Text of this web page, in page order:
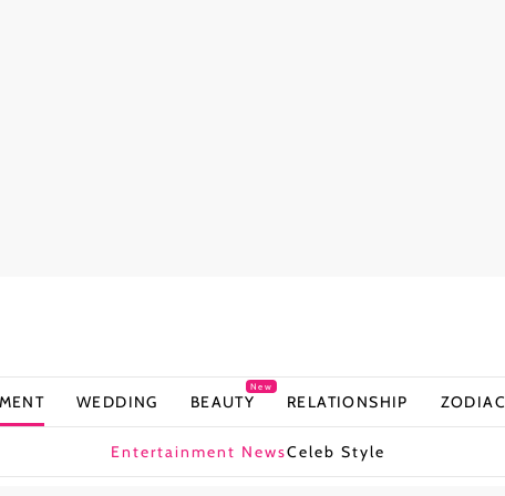
WEDDING BEAUTY
New
RELATIONSHIP ZODIAC
Entertainment NewsCeleb Style